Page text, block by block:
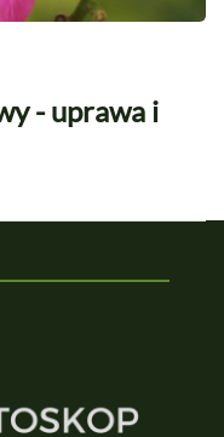
- uprawa i